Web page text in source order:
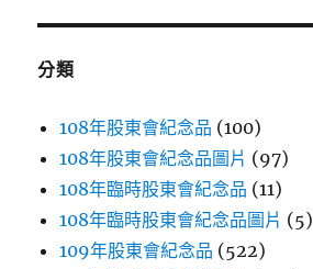
鍵
分類
108年股東會紀念品 (100)
108年股東會紀念品圖片 (97)
108年臨時股東會紀念品 (11)
108年臨時股東會紀念品圖片 (5)
109年股東會紀念品 (522)